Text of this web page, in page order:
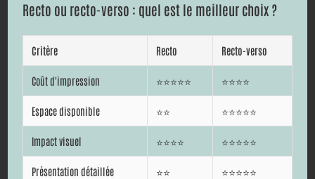
Recto ou recto-verso : quel est le meilleur choix ?
Critère Recto Recto-verso
Coût d'impression ⭐⭐⭐⭐⭐ ⭐⭐⭐⭐
Espace disponible ⭐⭐ ⭐⭐⭐⭐⭐
Impact visuel ⭐⭐⭐⭐ ⭐⭐⭐⭐⭐
Présentation détaillée ⭐⭐ ⭐⭐⭐⭐⭐